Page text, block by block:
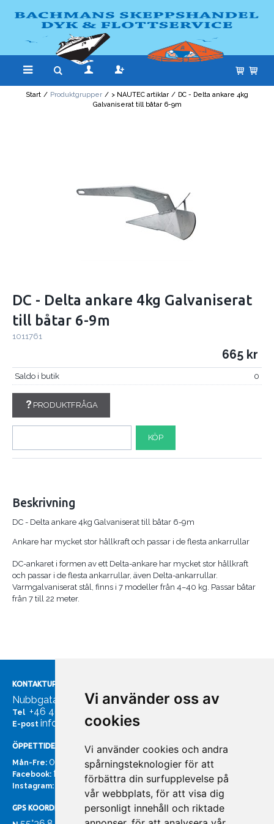
Vi använder oss av
cookies
Vi använder cookies och andra
spårningsteknologier för att
förbättra din surfupplevelse på
vår webbplats, för att visa dig
personligt innehåll och riktade
Start / Produktgrupper / > NAUTEC artiklar / DC - Delta ankare 4kg
Galvaniserat till båtar 6-9m
DC - Delta ankare 4kg Galvaniserat
till båtar 6-9m
1011761
665
Saldo i butik 0
PRODUKTFRÅGA
KÖP
Beskrivning
DC - Delta ankare 4kg Galvaniserat till båtar 6-9m
Ankare har mycket stor hållkraft och passar i de flesta ankarrullar
DC-ankaret i formen av ett Delta-ankare har mycket stor hållkraft
och passar i de flesta ankarrullar, även Delta-ankarrullar.
Varmgalvaniserat stål, finns i 7 modeller från 4–40 kg. Passar båtar
från 7 till 22 meter.
KONTAKTUPPGIFTER
Nubbgatan 7, 211 24 Malmö
Tel +46 40185561
E-post info@bachmans.se
ÖPPETTIDER
Mån-Fre: 07:00 - 16:00
Facebook: facebook.com/bachmans.se
Instagram: instagram.com/bachmans.se
GPS KOORDINATER